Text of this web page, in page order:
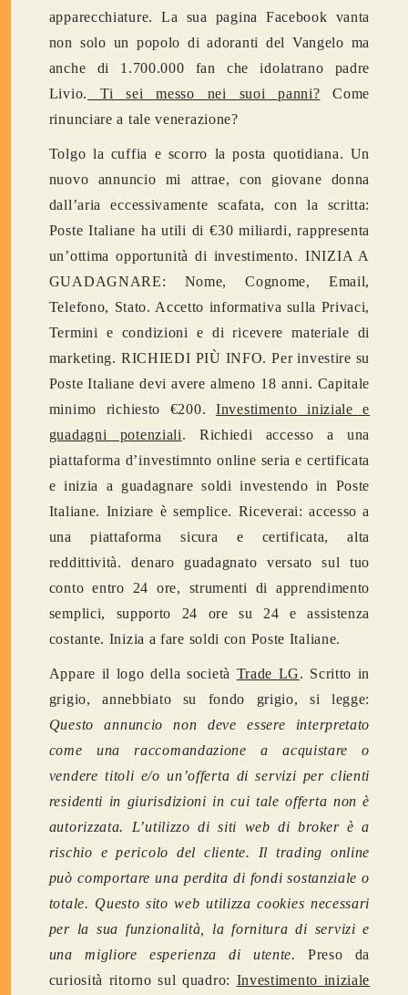
apparecchiature. La sua pagina Facebook vanta
non solo un popolo di adoranti del Vangelo ma
anche di 1.700.000 fan che idolatrano padre
Livio.
Ti sei messo nei suoi panni? Come
rinunciare a tale venerazione?
Tolgo la cuffia e scorro la posta quotidiana. Un
nuovo annuncio mi attrae, con giovane donna
dall’aria eccessivamente scafata, con la scritta:
Poste Italiane ha utili di €30 miliardi, rappresenta
un’ottima opportunità di investimento. INIZIA A
GUADAGNARE: Nome, Cognome, Email,
Telefono, Stato. Accetto informativa sulla Privaci,
Termini e condizioni e di ricevere materiale di
marketing. RICHIEDI PIÙ INFO. Per investire su
Poste Italiane devi avere almeno 18 anni. Capitale
minimo richiesto €200. Investimento iniziale e
guadagni potenziali. Richiedi accesso a una
piattaforma d’investimnto online seria e certificata
e inizia a guadagnare soldi investendo in Poste
Italiane. Iniziare è semplice. Riceverai: accesso a
una piattaforma sicura e certificata, alta
reddittività. denaro guadagnato versato sul tuo
conto entro 24 ore, strumenti di apprendimento
semplici, supporto 24 ore su 24 e assistenza
costante. Inizia a fare soldi con Poste Italiane.
Appare il logo della società Trade LG. Scritto in
grigio, annebbiato su fondo grigio, si legge:
Questo annuncio non deve essere interpretato
come una raccomandazione a acquistare o
vendere titoli e/o un’offerta di servizi per clienti
residenti in giurisdizioni in cui tale offerta non è
autorizzata. L’utilizzo di siti web di broker è a
rischio e pericolo del cliente. Il trading online
può comportare una perdita di fondi sostanziale o
totale. Questo sito web utilizza cookies necessari
per la sua funzionalità, la fornitura di servizi e
una migliore esperienza di utente.Preso da
curiosità ritorno sul quadro: Investimento iniziale